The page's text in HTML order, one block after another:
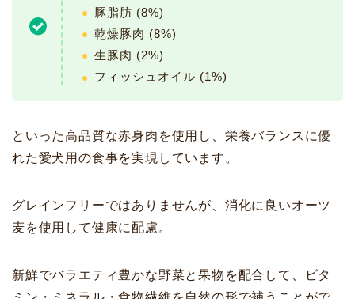
豚脂肪 (8%)
乾燥豚肉 (8%)
生豚肉 (2%)
フィッシュオイル (1%)
といった高品質な赤身肉を使用し、栄養バランスに優
れた愛犬用の食事を実現しています。
グレインフリーではありませんが、消化に良いオーツ
麦を使用して健康に配慮。
新鮮でバラエティ豊かな野菜と果物を配合して、ビタ